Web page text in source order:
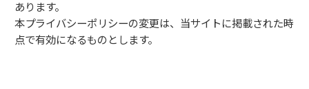
あります。
本プライバシーポリシーの変更は、当サイトに掲載された時
点で有効になるものとします。